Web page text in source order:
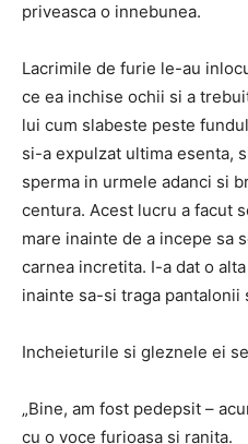
priveasca o innebunea.
Lacrimile de furie le-au
ce ea inchise ochii si a
lui cum slabeste peste
si-a expulzat ultima esenta,
sperma in urmele adanci si
centura. Acest lucru a facut
mare inainte de a incepe sa
carnea incretita. I-a dat o
inainte sa-si traga pantalonii
Incheieturile si gleznele ei
„Bine, am fost pedepsit –
cu o voce furioasa si ranita.